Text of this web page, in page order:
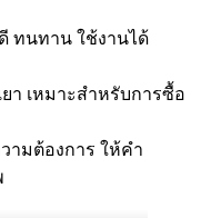
ทนทาน ใช้งานได้
า เหมาะสำหรับการซื้อ
ามต้องการ ให้คำ